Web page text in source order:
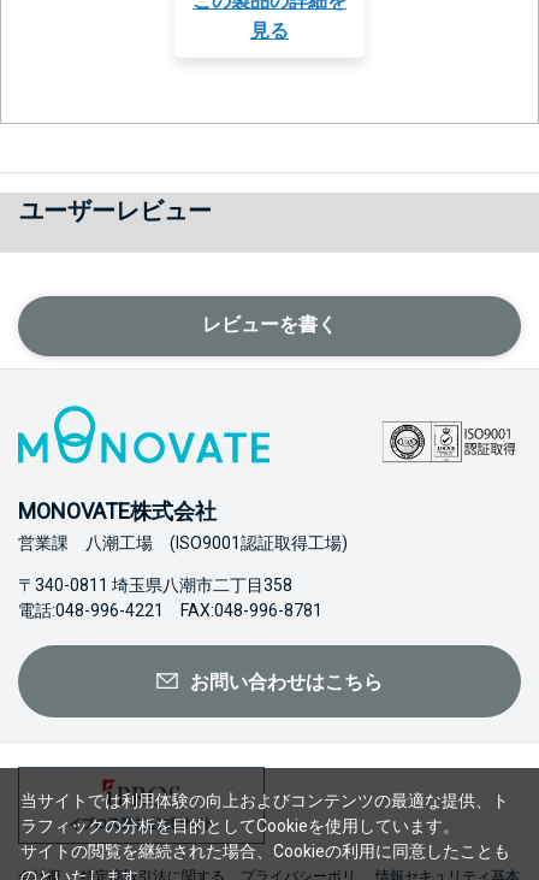
見る
ユーザーレビュー
レビューを書く
MONOVATE株式会社
営業課 八潮工場 (ISO9001認証取得工場)
〒340-0811 埼玉県八潮市二丁目358
電話:048-996-4221 FAX:048-996-8781
お問い合わせはこちら
会社概 特定商取引法に関する プライバシーポリ 情報セキュリティ基本
当サイトでは利用体験の向上およびコンテンツの最適な提供、ト
ラフィックの分析を目的としてCookieを使用しています。
サイトの閲覧を継続された場合、Cookieの利用に同意したことも